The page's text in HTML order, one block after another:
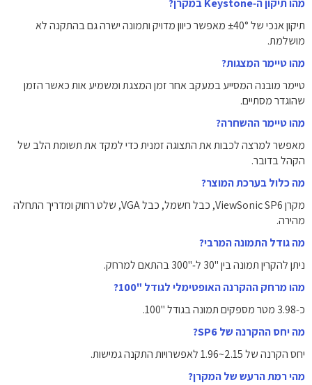
מהו תיקון ה‑Keystone במקרן?
תיקון אנכי של ‎±40°‎ מאפשר כיוון מדויק ותמונה ישרה גם בהתקנה לא
מושלמת.
מהו טיימר המצגות?
טיימר מובנה המסייע במעקב אחר זמן המצגת ומשמיע אות כאשר הזמן
שהוגדר מסתיים.
מהו טיימר ההשחרה?
מאפשר למרצה לכבות את התצוגה זמנית כדי למקד את תשומת הלב של
הקהל בדובר.
מה כלול בערכת המוצר?
מקרן ViewSonic SP6, כבל חשמל, כבל VGA, שלט רחוק ומדריך התחלה
מהירה.
מה גודל התמונה המרבי?
ניתן להקרין תמונה בין ‎30"‎ ל‑‎300"‎ בהתאם למרחק.
מהו מרחק ההקרנה האופטימלי לגודל ‎100"‎?
כ‑‎3.98‎ מטר מספקים תמונה בגודל ‎100"‎.
מה יחס ההקרנה של SP6?
יחס הקרנה של ‎1.96~2.15‎ לאפשרויות התקנה גמישות.
מהי רמת הרעש של המקרן?